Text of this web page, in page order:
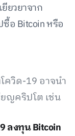
ยวยาจาก
ซื้อ Bitcoin หรือ
ควิด-19 อาจนำ
ญคริปโต เช่น
ลงทุน Bitcoin